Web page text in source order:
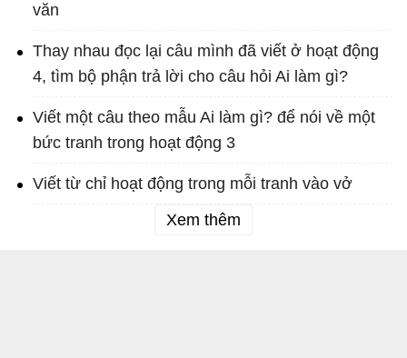
văn
Thay nhau đọc lại câu mình đã viết ở hoạt động
4, tìm bộ phận trả lời cho câu hỏi Ai làm gì?
Viết một câu theo mẫu Ai làm gì? để nói về một
bức tranh trong hoạt động 3
Viết từ chỉ hoạt động trong mỗi tranh vào vở
Xem thêm